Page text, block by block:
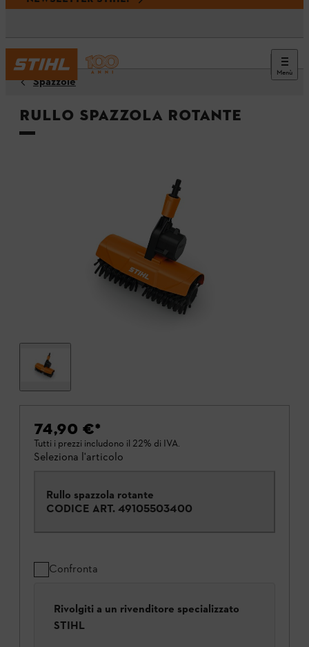
Menù
Spazzole
Rullo spazzola rotante
74,90 €*
Tutti i prezzi includono il 22% di IVA.
Seleziona l'articolo
Rullo spazzola rotante
CODICE ART. 49105503400
Confronta
Rivolgiti a un rivenditore specializzato
STIHL